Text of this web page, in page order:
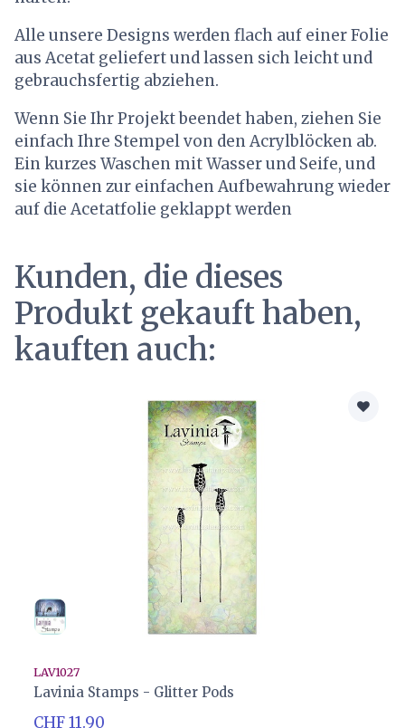
Alle unsere Designs werden flach auf einer Folie
aus Acetat geliefert und lassen sich leicht und
gebrauchsfertig abziehen.
Wenn Sie Ihr Projekt beendet haben, ziehen Sie
einfach Ihre Stempel von den Acrylblöcken ab.
Ein kurzes Waschen mit Wasser und Seife, und
sie können zur einfachen Aufbewahrung wieder
auf die Acetatfolie geklappt werden
Kunden, die dieses
Produkt gekauft haben,
kauften auch:
LAV1027
Lavinia Stamps - Glitter Pods
CHF 11.90